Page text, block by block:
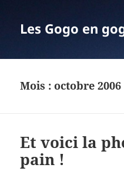
Les Gogo en
Mois :octobre 2006
Et voici la
pain !